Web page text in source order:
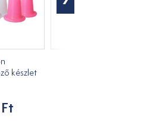
készlet